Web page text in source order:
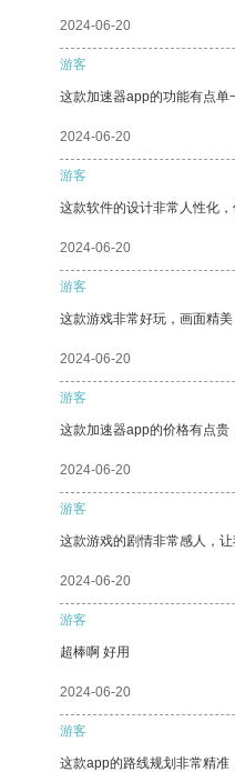
2024-06-20
游客
这款加速器app的功能有点单
2024-06-20
游客
这款软件的设计非常人性化，
2024-06-20
游客
这款游戏非常好玩，画面精
2024-06-20
游客
这款加速器app的价格有点贵
2024-06-20
游客
这款游戏的剧情非常感人，让
2024-06-20
游客
超棒啊 好用
2024-06-20
游客
这款app的路线规划非常精准